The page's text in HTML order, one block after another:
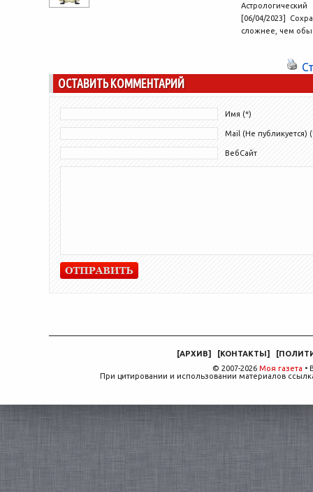
[06/04/2023]
сложнее, чем
ОСТАВИТЬ КОММЕНТАРИЙ
Имя (*)
Mail (Не публикуется)
ВебСайт
[АРХИВ] [КОНТАКТЫ] [
© 2007-2026 Моя газета •
При цитировании и использовании материалов